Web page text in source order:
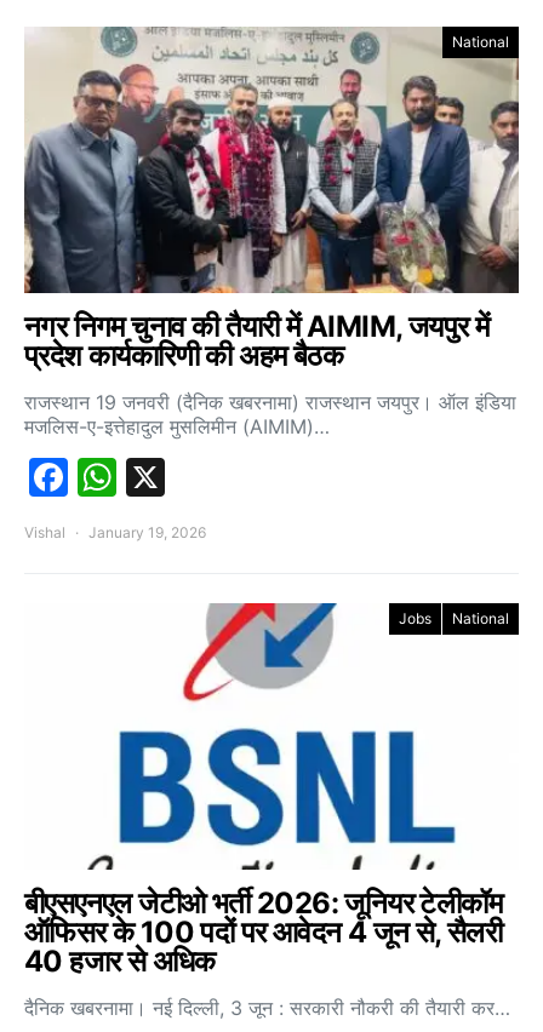
National
नगर निगम चुनाव की तैयारी में AIMIM, जयपुर में
प्रदेश कार्यकारिणी की अहम बैठक
राजस्थान 19 जनवरी (दैनिक खबरनामा) राजस्थान जयपुर। ऑल इंडिया
मजलिस-ए-इत्तेहादुल मुसलिमीन (AIMIM)…
Facebook
WhatsApp
Vishal January 19, 2026
Jobs National
बीएसएनएल जेटीओ भर्ती 2026: जूनियर टेलीकॉम
ऑफिसर के 100 पदों पर आवेदन 4 जून से, सैलरी
40 हजार से अधिक
दैनिक खबरनामा। नई दिल्ली, 3 जून : सरकारी नौकरी की तैयारी कर…